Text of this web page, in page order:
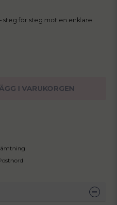
steg för steg mot en enklare
I VARUKORGEN